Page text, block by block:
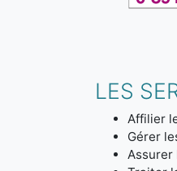
LES
Affilier
Gérer
Assurer